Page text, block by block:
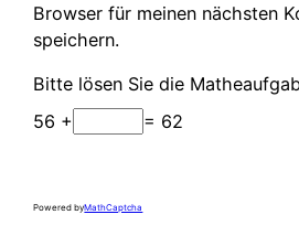
Browser für meinen nächsten
speichern.
Bitte lösen Sie die
56 +
= 62
Powered byMathCaptcha